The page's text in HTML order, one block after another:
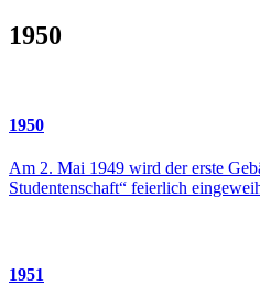
1950
1950
Am 2. Mai 1949 wird der erste
Studentenschaft“ feierlich
1951